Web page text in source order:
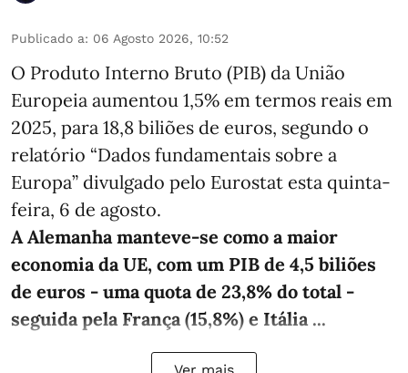
Publicado a: 06 Agosto 2026, 10:52
O Produto Interno Bruto (PIB) da União
Europeia aumentou 1,5% em termos reais em
2025, para 18,8 biliões de euros, segundo o
relatório “Dados fundamentais sobre a
Europa” divulgado pelo Eurostat esta quinta-
feira, 6 de agosto.
A Alemanha manteve‑se como a maior
economia da UE, com um PIB de 4,5 biliões
de euros - uma quota de 23,8% do total -
seguida pela França (15,8%) e Itália ...